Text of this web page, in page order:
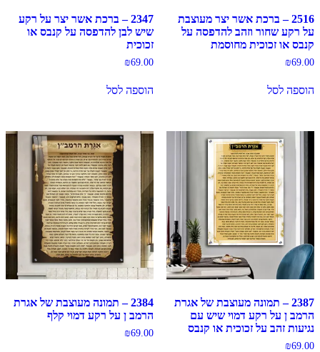
2516 – ברכת אשר יצר מעוצבת
על רקע שחור וזהב להדפסה על
קנבס או זכוכית מחוסמת
₪69.00
הוספה לסל
2347 – ברכת אשר יצר על רקע
שיש לבן להדפסה על קנבס או
זכוכית
₪69.00
הוספה לסל
2387 – תמונה מעוצבת של אגרת
הרמב ן על רקע דמוי שיש עם
נגיעות זהב על זכוכית או קנבס
₪69.00
2384 – תמונה מעוצבת של אגרת
הרמב ן על רקע דמוי קלף
₪69.00